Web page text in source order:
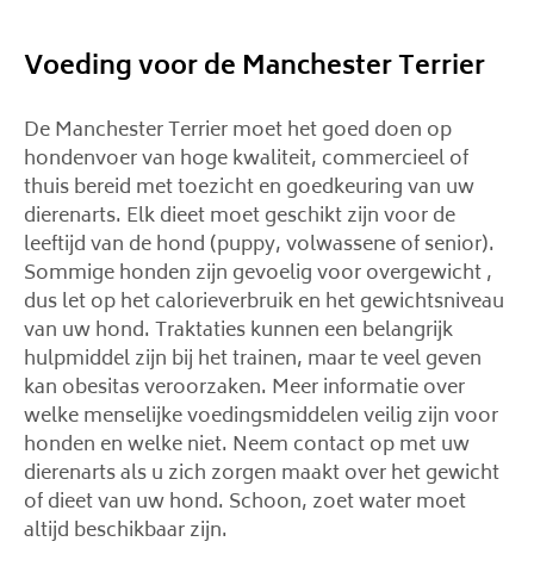
Voeding voor de Manchester Terrier
De Manchester Terrier moet het goed doen op
hondenvoer van hoge kwaliteit, commercieel of
thuis bereid met toezicht en goedkeuring van uw
dierenarts. Elk dieet moet geschikt zijn voor de
leeftijd van de hond (puppy, volwassene of senior).
Sommige honden zijn gevoelig voor overgewicht ,
dus let op het calorieverbruik en het gewichtsniveau
van uw hond. Traktaties kunnen een belangrijk
hulpmiddel zijn bij het trainen, maar te veel geven
kan obesitas veroorzaken. Meer informatie over
welke menselijke voedingsmiddelen veilig zijn voor
honden en welke niet. Neem contact op met uw
dierenarts als u zich zorgen maakt over het gewicht
of dieet van uw hond. Schoon, zoet water moet
altijd beschikbaar zijn.